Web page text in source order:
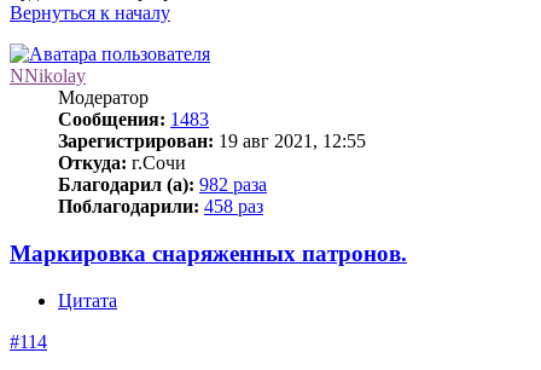
Вернуться к началу
NNikolay
Модератор
Сообщения: 1483
Зарегистрирован: 19 авг 2021, 12:55
Откуда: г.Сочи
Благодарил (а): 982 раза
Поблагодарили: 458 раз
Маркировка снаряженных патронов.
Цитата
#114